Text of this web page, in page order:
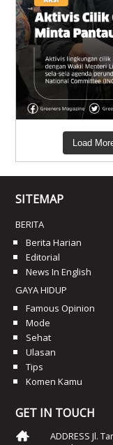
Load
SITEMAP
BERITA
Berita Harian
Editorial
News In English
GAYA HIDUP
Famous Opinion
Mode
Sehat
Ulasan
Tips
Komen Kamu
GET IN TOUCH
ADDRESS Jl.